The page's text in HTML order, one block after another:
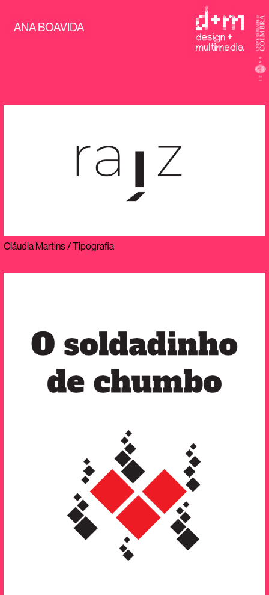
ANA BOAVIDA
Cláudia Martins / Tipografia